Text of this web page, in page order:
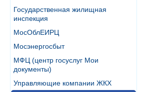
Государственная жилищная
инспекция
МосОблЕИРЦ
Мосэнергосбыт
МФЦ (центр госуслуг Мои
документы)
Управляющие компании ЖКХ